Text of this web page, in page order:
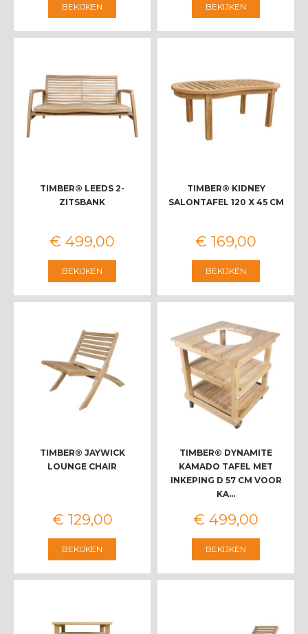
BEKIJKEN BEKIJKEN
TIMBER® LEEDS 2-
ZITSBANK
€ 499,00
BEKIJKEN
TIMBER® KIDNEY
SALONTAFEL 120 X 45 CM
€ 169,00
BEKIJKEN
TIMBER® JAYWICK
LOUNGE CHAIR
€ 129,00
BEKIJKEN
TIMBER® DYNAMITE
KAMADO TAFEL MET
INKEPING D 57 CM VOOR
KA…
€ 499,00
BEKIJKEN